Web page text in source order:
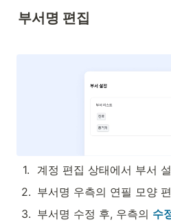
부서명 편집
1.
계정 편집 상태에서 부서
2. 부서명 우측의 연필 모양
3. 부서명 수정 후, 우측의 수